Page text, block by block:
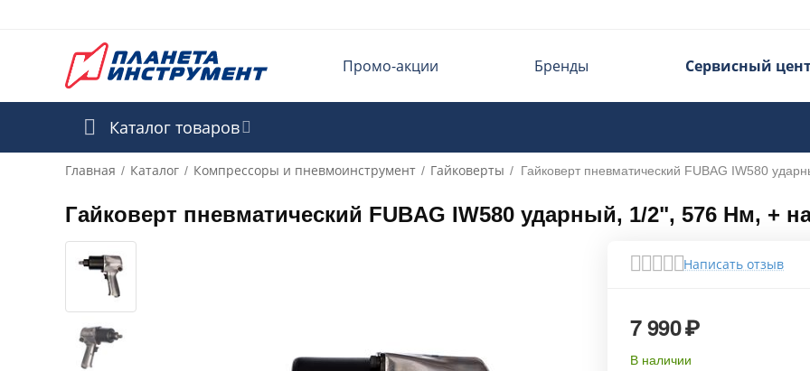
Промо-акции Бренды Сервисный
Каталог товаров
Главная / Каталог / Компрессоры и пневмоинструмент / Гайковерты / Гайковерт пневматический FUBAG IW580
Гайковерт пневматический FUBAG IW580 ударный, 1/2", 576 Нм, +
Написать отзыв
7 990₽
В наличии